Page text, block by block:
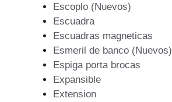
Escoplo (Nuevos)
Escuadra
Escuadras magneticas
Esmeril de banco (Nuevos)
Espiga porta brocas
Expansible
Extension